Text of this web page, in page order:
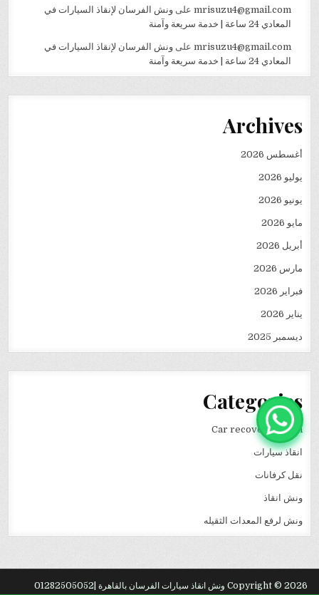
mrisuzu4@gmail.comعلى ونش الفرسان لإنقاذ السيارات في
المعادي 24 ساعة | خدمة سريعة وآمنة
mrisuzu4@gmail.comعلى ونش الفرسان لإنقاذ السيارات في
المعادي 24 ساعة | خدمة سريعة وآمنة
Archives
أغسطس 2026
يوليو 2026
يونيو 2026
مايو 2026
أبريل 2026
مارس 2026
فبراير 2026
يناير 2026
ديسمبر 2025
Categories
Car recovery winch
انقاذ سيارات
نقل كرفانات
ونش انقاذ
ونش لرفع المعدات الثقيله
Copyright © 2026 ونش انقاذ سيارات الفرسان بالقاهرة |01282505052